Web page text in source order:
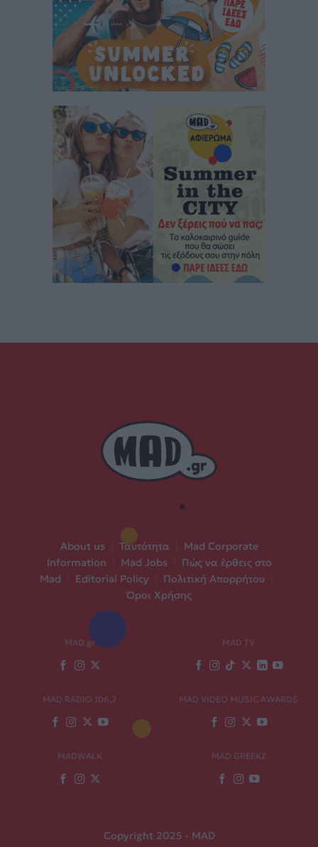
About us Ταυτότητα
Mad Corporate
Information
Mad Jobs
Πώς να έρθεις στο
Mad
Editorial Policy Πολιτική Απορρήτου
Όροι Χρήσης
MAD.gr MAD TV
MAD RADIO 106,2 MAD VIDEO MUSIC AWARDS
MADWALK MAD GREEKZ
Copyright 2025 - MAD